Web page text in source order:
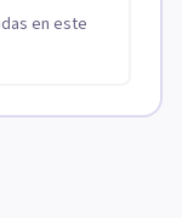
en este